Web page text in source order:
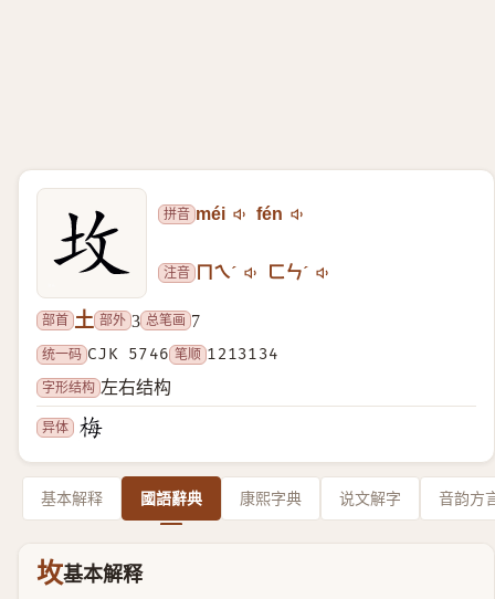
拼音 méi fén
注音 ㄇㄟˊ ㄈㄣˊ
部首 土 部外 3 总笔画 7
统一码 CJK 5746 笔顺 1213134
字形结构 左右结构
异体
基本解释 國語辭典 康熙字典 说文解字 音韵方
坆基本解释